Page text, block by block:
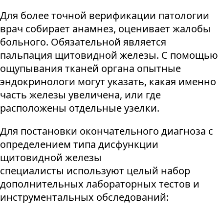
Для более точной верификации патологии
врач собирает анамнез, оценивает жалобы
больного. Обязательной является
пальпация щитовидной железы. С помощью
ощупывания тканей органа опытные
эндокринологи могут указать, какая именно
часть железы увеличена, или где
расположены отдельные узелки.
Для постановки окончательного диагноза с
определением типа дисфункции
щитовидной железы
специалисты используют целый набор
дополнительных лабораторных тестов и
инструментальных обследований: